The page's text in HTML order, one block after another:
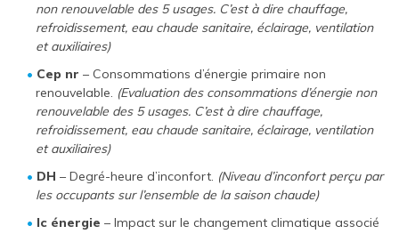
non renouvelable des 5 usages. C’est à dire chauffage,
refroidissement, eau chaude sanitaire, éclairage, ventilation
et auxiliaires)
Cep nr – Consommations d’énergie primaire non
renouvelable. (Evaluation des consommations d’énergie non
renouvelable des 5 usages. C’est à dire chauffage,
refroidissement, eau chaude sanitaire, éclairage, ventilation
et auxiliaires)
DH – Degré-heure d’inconfort. (Niveau d’inconfort perçu par
les occupants sur l’ensemble de la saison chaude)
Ic énergie – Impact sur le changement climatique associé